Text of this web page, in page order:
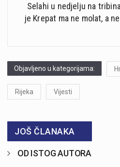
Selahi u nedjelju na
je Krepat ma ne molat, a
Objavljeno u kategorijama:
Rijeka Vijesti
JOŠ ČLANAKA
OD ISTOG AUTORA